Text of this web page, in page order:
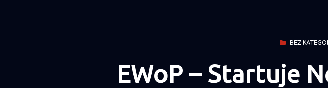
BEZ
EWoP – Startuje